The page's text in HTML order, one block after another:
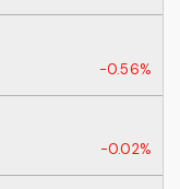
-0.56%
-0.02%